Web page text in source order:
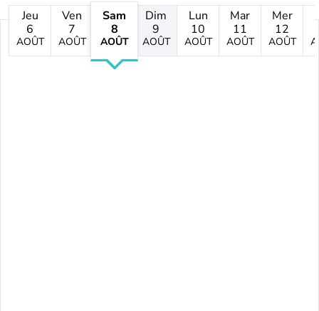
Jeu
6
AOÛT
Ven
7
AOÛT
Sam
8
AOÛT
Dim
9
AOÛT
Lun
10
AOÛT
Mar
11
AOÛT
Mer
12
AOÛT